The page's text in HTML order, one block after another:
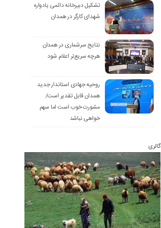
تشکیل دبیرخانه دائمی یادواره
شهدای کارگر در همدان
نتایج سرشماری در همدان
هرچه سریع‌تر اعلام شود
روحیه جهادی استاندار جدید
همدان قابل تقدیر است/
مشورت خوب است اما سهم
خواهی نباشد
گالری